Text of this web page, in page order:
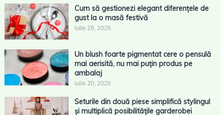
Cum să gestionezi elegant diferențele de
gust la o masă festivă
iulie 28, 2026
Un blush foarte pigmentat cere o pensulă
mai aerisită, nu mai puțin produs pe
ambalaj
iulie 20, 2026
Seturile din două piese simplifică stylingul
și multiplică posibilitățile garderobei